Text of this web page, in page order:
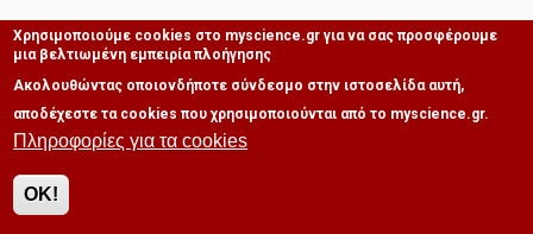
Χρησιμοποιούμε cookies στο myscience.gr για να σας προσφέρουμε
μια βελτιωμένη εμπειρία πλοήγησης
Ακολουθώντας οποιονδήποτε σύνδεσμο στην ιστοσελίδα αυτή,
αποδέχεστε τα cookies που χρησιμοποιούνται από το myscience.gr.
Πληροφορίες για τα cookies
OK!
MORE ΥΓΕΊΑ & ΑΝΘΡΏΠΙΝΟ ΣΏΜΑ
0 Σχόλια Υγεία & Ανθρώπινο σώμα
Τι είναι η Ενσυναίσθηση στην
πράξη;